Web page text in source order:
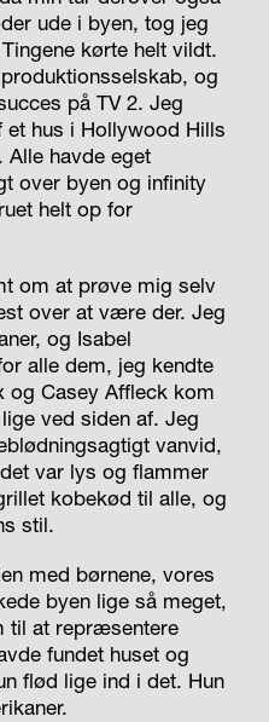
ude i byen, tog jeg
kørte helt vildt.
og
på TV 2. Jeg
et hus i Hollywood Hills
Alle havde eget
over byen og infinity
helt op for
om at prøve mig selv
over at være der. Jeg
og Isabel
alle dem, jeg kendte
og Casey Affleck kom
ved siden af. Jeg
vanvid,
var lys og flammer
kobekød til alle, og
stil.
med børnene, vores
byen lige så meget,
til at repræsentere
fundet huset og
flød lige ind i det. Hun